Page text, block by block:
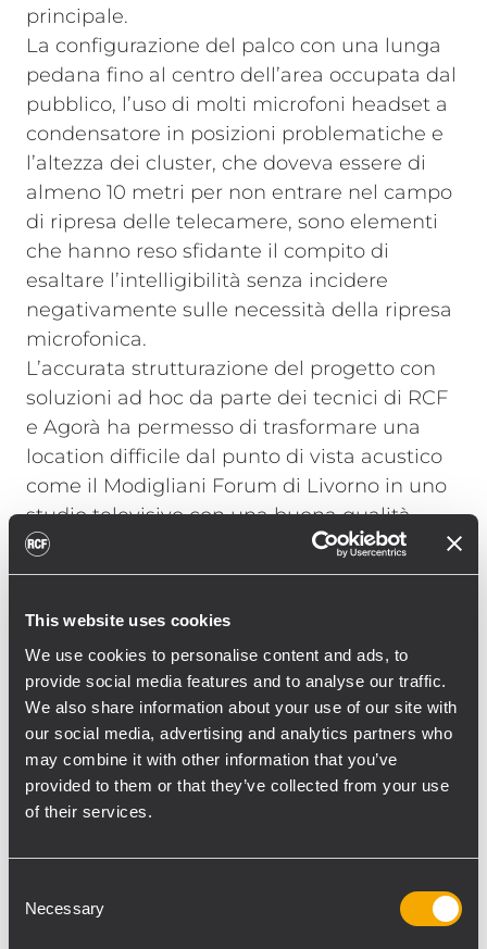
This website uses cookies
We use cookies to personalise content and ads, to
provide social media features and to analyse our traffic.
We also share information about your use of our site with
our social media, advertising and analytics partners who
may combine it with other information that you’ve
provided to them or that they’ve collected from your use
of their services.
Selection
Necessary
principale.
La configurazione del palco con una lunga
pedana fino al centro dell’area occupata dal
pubblico, l’uso di molti microfoni headset a
condensatore in posizioni problematiche e
l’altezza dei cluster, che doveva essere di
almeno 10 metri per non entrare nel campo
di ripresa delle telecamere, sono elementi
che hanno reso sfidante il compito di
esaltare l’intelligibilità senza incidere
negativamente sulle necessità della ripresa
microfonica.
L’accurata strutturazione del progetto con
soluzioni ad hoc da parte dei tecnici di RCF
e Agorà ha permesso di trasformare una
location difficile dal punto di vista acustico
come il Modigliani Forum di Livorno in uno
studio televisivo con una buona qualità.
L’impianto di “Panariello Sotto L’Albero” è
stato progettato secondo una struttura
presente in sala (circa 5000 persone)
partendo da posizioni ravvicinate e
sfiorando il palco, senza mai raggiungerlo
col suono diretto, grazie alla scomposizione
in un numero opportuno di clusters e a un
accurato tuning in termini di allineamento
temporale. “Partendo dal cluster più vicino
uno ad uno rispetto al primo e a quelli